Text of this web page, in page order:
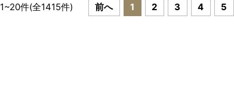
1~20件(全1415件) 前へ 1 2 3 4 5